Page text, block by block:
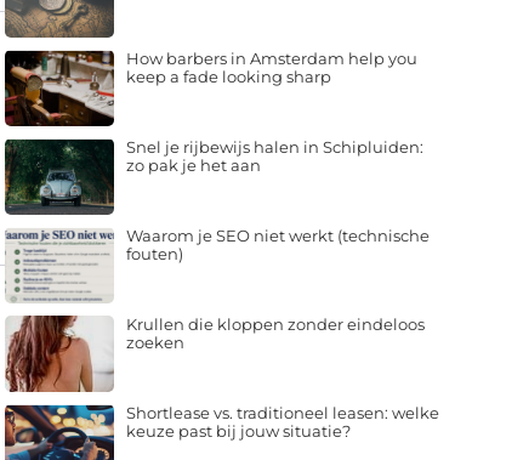
How barbers in Amsterdam help you
keep a fade looking sharp
Snel je rijbewijs halen in Schipluiden:
zo pak je het aan
Waarom je SEO niet werkt (technische
fouten)
Krullen die kloppen zonder eindeloos
zoeken
Shortlease vs. traditioneel leasen: welke
keuze past bij jouw situatie?